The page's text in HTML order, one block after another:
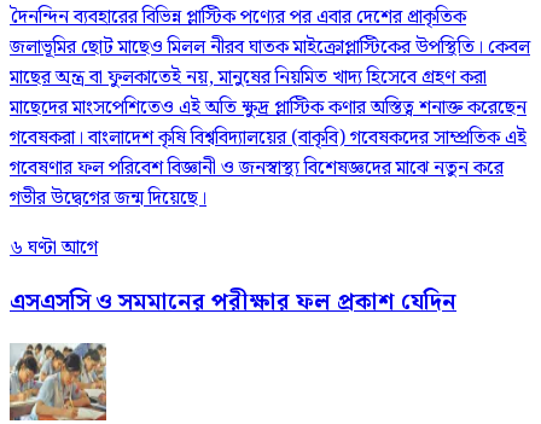
দৈনন্দিন ব্যবহারের বিভিন্ন প্লাস্টিক পণ্যের পর এবার দেশের প্রাকৃতিক
জলাভূমির ছোট মাছেও মিলল নীরব ঘাতক মাইক্রোপ্লাস্টিকের উপস্থিতি। কেবল
মাছের অন্ত্র বা ফুলকাতেই নয়, মানুষের নিয়মিত খাদ্য হিসেবে গ্রহণ করা
মাছেদের মাংসপেশিতেও এই অতি ক্ষুদ্র প্লাস্টিক কণার অস্তিত্ব শনাক্ত করেছেন
গবেষকরা। বাংলাদেশ কৃষি বিশ্ববিদ্যালয়ের (বাকৃবি) গবেষকদের সাম্প্রতিক এই
গবেষণার ফল পরিবেশ বিজ্ঞানী ও জনস্বাস্থ্য বিশেষজ্ঞদের মাঝে নতুন করে
গভীর উদ্বেগের জন্ম দিয়েছে।
৬ ঘণ্টা আগে
এসএসসি ও সমমানের পরীক্ষার ফল প্রকাশ যেদিন